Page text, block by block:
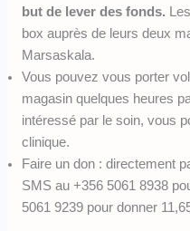
but de lever des fonds.
box auprès de leurs deux
Marsaskala.
Vous pouvez vous porter
magasin quelques heures
intéressé par le soin, vous
clinique.
Faire un don : directement
SMS au +356 5061 8938
5061 9239 pour donner